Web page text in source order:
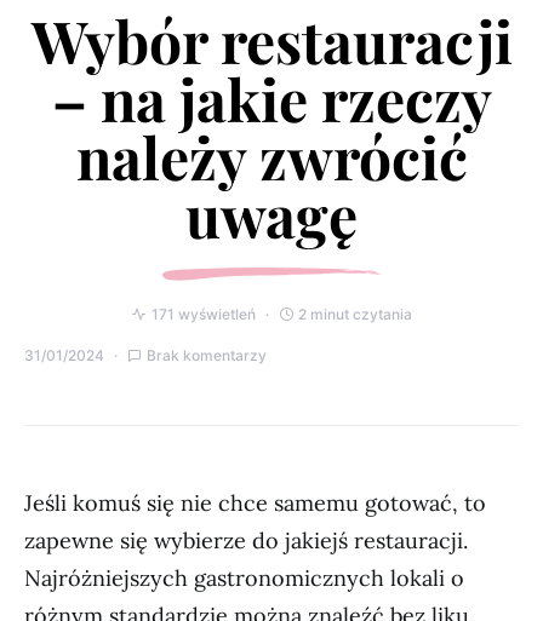
Wybór restauracji
– na jakie rzeczy
należy zwrócić
uwagę
171 wyświetleń 2 minut czytania
31/01/2024 Brak komentarzy
Jeśli komuś się nie chce samemu gotować, to
zapewne się wybierze do jakiejś restauracji.
Najróżniejszych gastronomicznych lokali o